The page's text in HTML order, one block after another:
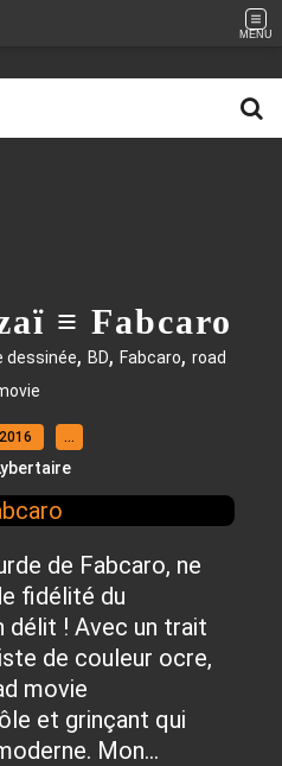
MENU
≡ Fabcaro
dessinée, BD, Fabcaro, road
…
de Fabcaro, ne
fidélité du
délit ! Avec un trait
de couleur ocre,
movie
et grinçant qui
Mon...